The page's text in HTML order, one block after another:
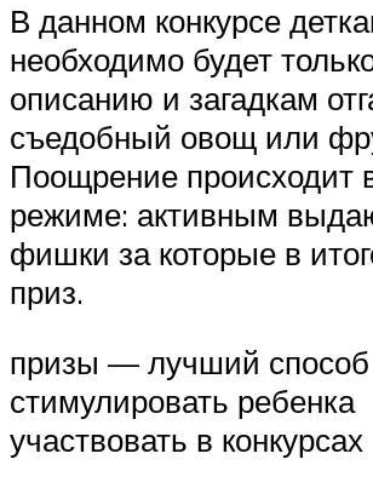
В данном конкурсе
необходимо будет
описанию и загадкам
съедобный овощ или
Поощрение происходит
режиме: активным
фишки за которые в
приз.
призы — лучший способ
стимулировать ребенка
участвовать в конкурсах